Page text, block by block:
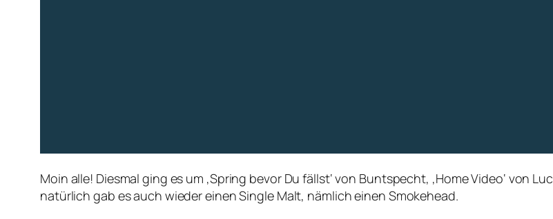
Moin alle! Diesmal ging es um ‚Spring bevor Du fällst‘ von Buntspecht, ‚Home Video‘ von
natürlich gab es auch wieder einen Single Malt, nämlich einen Smokehead.